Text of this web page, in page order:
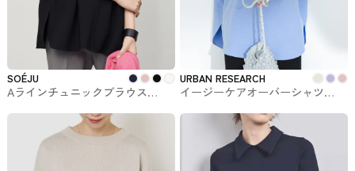
SOÉJU
Aラインチュニックブラウス
URBAN RESEARCH
イージーケアオーバーシャツ
トップス